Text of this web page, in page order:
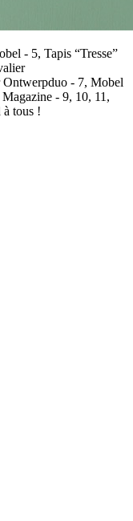
- 5, Tapis “Tresse”
- 7, Mobel
- 9, 10, 11,
tous !